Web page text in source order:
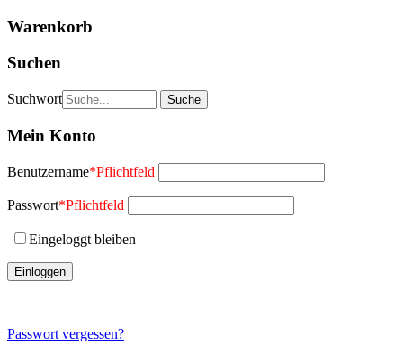
Warenkorb
Suchen
Suchwort
Mein Konto
Benutzername*Pflichtfeld
Passwort*Pflichtfeld
Eingeloggt bleiben
Passwort vergessen?